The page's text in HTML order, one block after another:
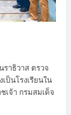
าธิวาส ตรวจ
ป็นโรงเรียนใน
เจ้า กรมสมเด็จ